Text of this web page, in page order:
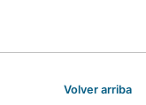
Volver arriba